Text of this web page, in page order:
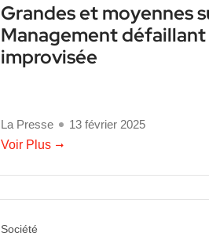
Grandes et moyennes
Management
improvisée
La Presse
13 février 2025
Voir Plus
Société